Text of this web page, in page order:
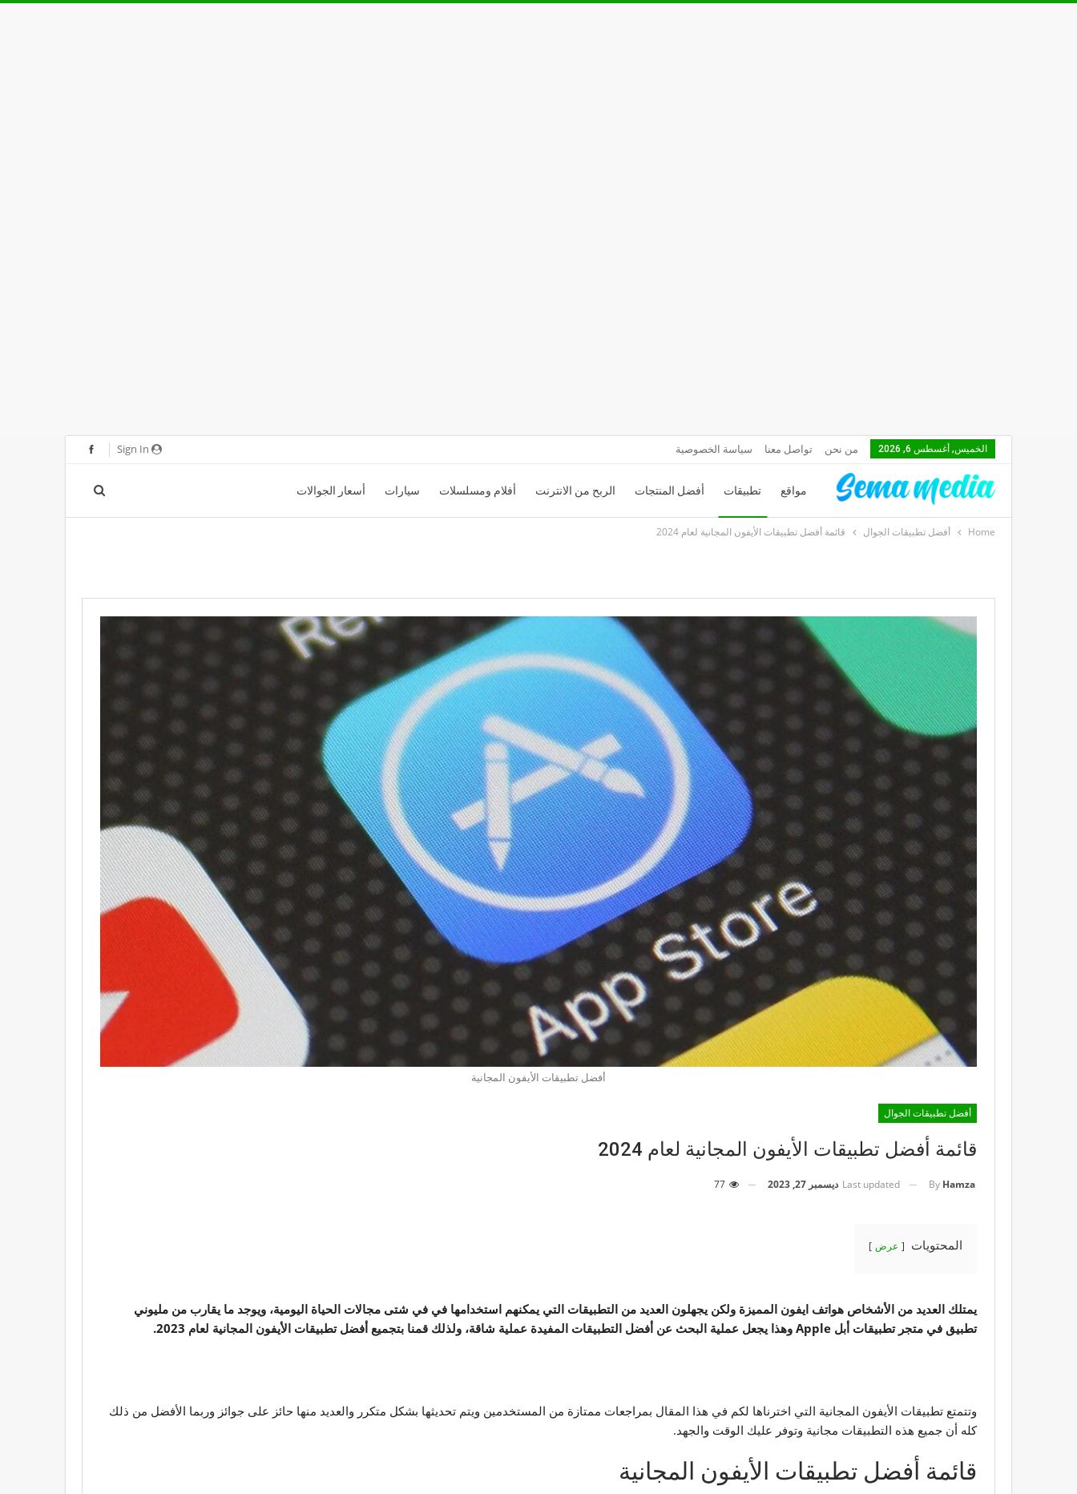
الخميس, أغسطس 6, 2026 من نحن تواصل معنا سياسة الخصوصية
مواقع تطبيقات أفضل المنتجات الربح من الانترنت أفلام ومسلسلات سيارات أسعار الجوالات
Home أفضل تطبيقات الجوال قائمة أفضل تطبيقات الأيفون المجانية لعام 2024
أفضل تطبيقات الأيفون المجانية
أفضل تطبيقات الجوال
قائمة أفضل تطبيقات الأيفون المجانية لعام 2024
By Hamza
Last updated ديسمبر 27, 2023
المحتويات عرض
يمتلك العديد من الأشخاص هواتف ايفون المميزة ولكن يجهلون العديد من التطبيقات التي يمكنهم استخدامها في في شتى مجالات الحياة اليومية، ويوجد ما يقارب من مليوني
تطبيق في متجر تطبيقات أبل Apple وهذا يجعل عملية البحث عن أفضل التطبيقات المفيدة عملية شاقة، ولذلك قمنا بتجميع أفضل تطبيقات الأيفون المجانية لعام 2023.
وتتمتع تطبيقات الأيفون المجانية التي اخترناها لكم في هذا المقال بمراجعات ممتازة من المستخدمين ويتم تحديثها بشكل متكرر والعديد منها حائز على جوائز وربما الأفضل من ذلك
كله أن جميع هذه التطبيقات مجانية وتوفر عليك الوقت والجهد.
قائمة أفضل تطبيقات الأيفون المجانية